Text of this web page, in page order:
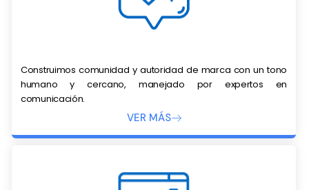
Construimos comunidad y autoridad de marca con un tono
humano y cercano, manejado por expertos en
comunicación.
VER MÁS